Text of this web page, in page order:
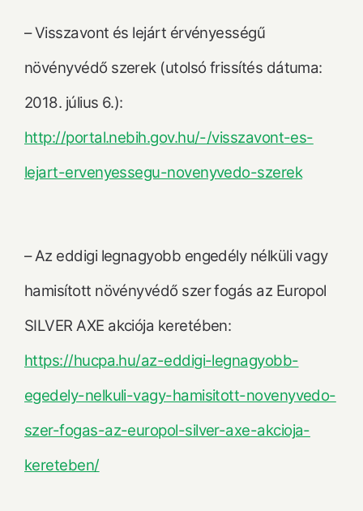
– Visszavont és lejárt érvényességű
növényvédő szerek (utolsó frissítés dátuma:
2018. július 6.):
http://portal.nebih.gov.hu/-/visszavont-es-
lejart-ervenyessegu-novenyvedo-szerek
– Az eddigi legnagyobb engedély nélküli vagy
hamisított növényvédő szer fogás az Europol
SILVER AXE akciója keretében:
https://hucpa.hu/az-eddigi-legnagyobb-
egedely-nelkuli-vagy-hamisitott-novenyvedo-
szer-fogas-az-europol-silver-axe-akcioja-
kereteben/